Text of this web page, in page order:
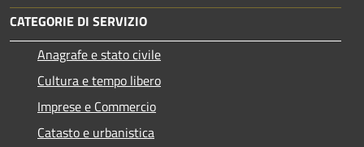
CATEGORIE DI SERVIZIO
Anagrafe e stato civile
Cultura e tempo libero
Imprese e Commercio
Catasto e urbanistica